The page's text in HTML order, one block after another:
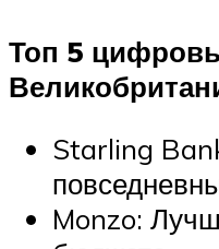
Топ 5
Starling
Monzo: